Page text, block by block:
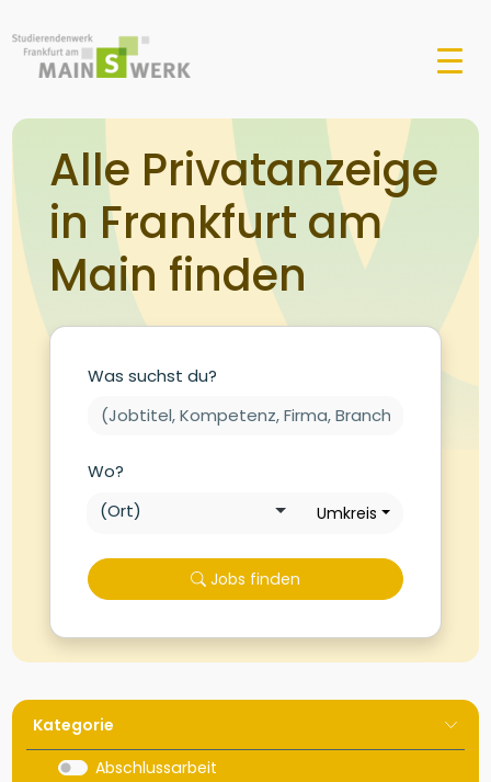
Alle Privatanzeige
in Frankfurt am
Main finden
Was suchst du?
Wo?
Umkreis
Jobs finden
Kategorie
Abschlussarbeit